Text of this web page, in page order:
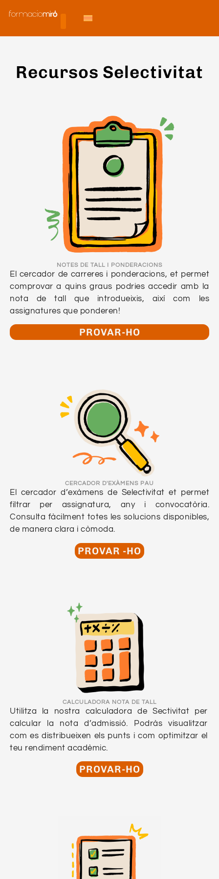
Recursos Selectivitat
NOTES DE TALL I PONDERACIONS
El cercador de carreres i ponderacions, et permet
comprovar a quins graus podries accedir amb la
nota de tall que introdueixis, així com les
assignatures que ponderen!
PROVAR-HO
CERCADOR D'EXÀMENS PAU
El cercador d’exàmens de Selectivitat et permet
filtrar per assignatura, any i convocatòria.
Consulta fàcilment totes les solucions disponibles,
de manera clara i còmoda.
PROVAR -HO
CALCULADORA NOTA DE TALL
Utilitza la nostra calculadora de Sectivitat per
calcular la nota d’admissió. Podràs visualitzar
com es distribueixen els punts i com optimitzar el
teu rendiment acadèmic.
PROVAR-HO